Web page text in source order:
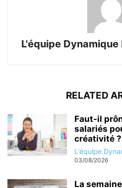
L'équipe
RELATED
Faut-il
salariés
créativité ?
L'équipe
03/08/2026
La